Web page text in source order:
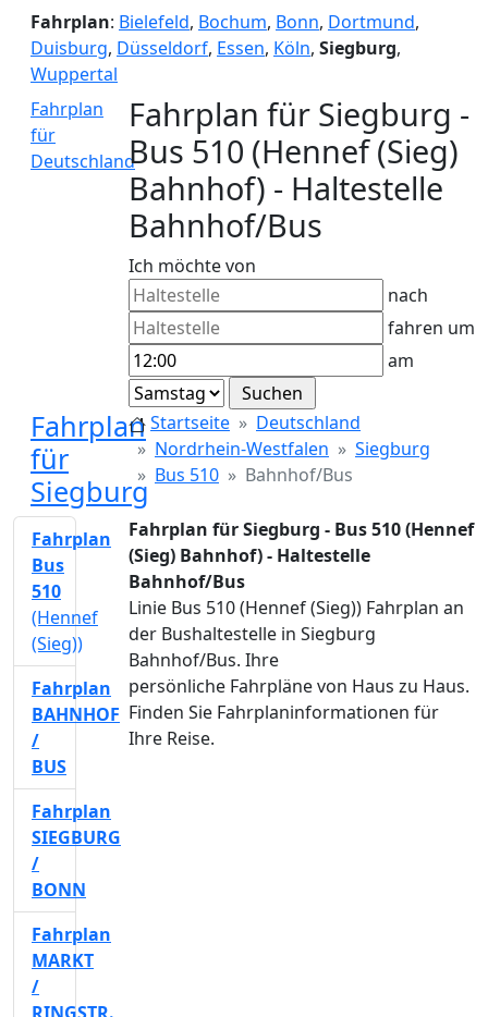
Fahrplan: Bielefeld, Bochum, Bonn, Dortmund,
Duisburg, Düsseldorf, Essen, Köln, Siegburg,
Wuppertal
Fahrplan
für
Deutschland
Fahrplan für Siegburg -
Bus 510 (Hennef (Sieg)
Bahnhof) - Haltestelle
Bahnhof/Bus
Ich möchte von
nach
fahren um
am
Fahrplan
für
Siegburg
Startseite
Deutschland
Nordrhein-Westfalen
Siegburg
Bus 510
Bahnhof/Bus
Fahrplan für Siegburg - Bus 510 (Hennef
(Sieg) Bahnhof) - Haltestelle
Bahnhof/Bus
Linie Bus 510 (Hennef (Sieg)) Fahrplan an
der Bushaltestelle in Siegburg
Bahnhof/Bus. Ihre
persönliche Fahrpläne von Haus zu Haus.
Finden Sie Fahrplaninformationen für
Ihre Reise.
Fahrplan
Bus
510
(Hennef
(Sieg))
Fahrplan
BAHNHOF
/
BUS
Fahrplan
SIEGBURG
/
BONN
Fahrplan
MARKT
/